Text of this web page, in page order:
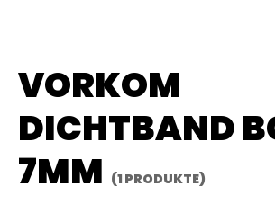
VORKOM
DICHTBAND
7MM (1 PRODUKTE)